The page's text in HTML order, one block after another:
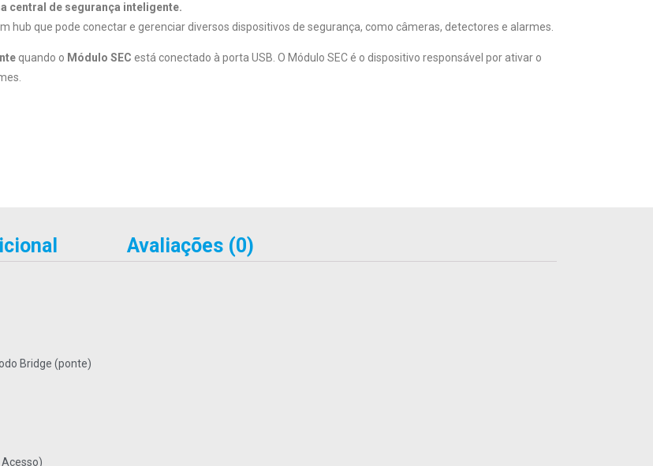
central de segurança inteligente.
hub que pode conectar e gerenciar diversos dispositivos de segurança, como câmeras, detectores e alarmes.
quando o Módulo SEC está conectado à porta USB. O Módulo SEC é o dispositivo responsável por ativar o
Avaliações (0)
Bridge (ponte)